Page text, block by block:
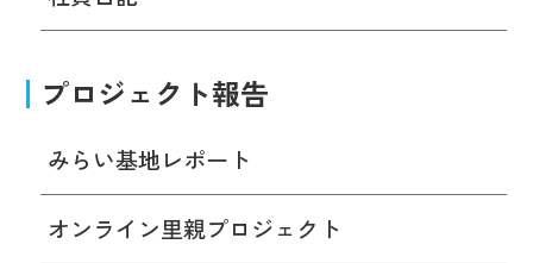
プロジェクト報告
みらい基地レポート
オンライン里親プロジェクト